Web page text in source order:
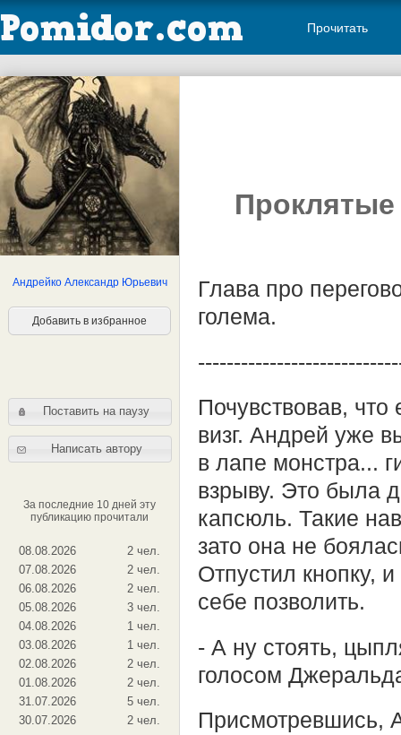
Прочитать
Андрейко Александр Юрьевич
Добавить в избранное
Поставить на паузу
Написать автору
За последние 10 дней эту
публикацию прочитали
08.08.2026
2 чел.
07.08.2026
2 чел.
06.08.2026
2 чел.
05.08.2026
3 чел.
04.08.2026
1 чел.
03.08.2026
1 чел.
02.08.2026
2 чел.
01.08.2026
2 чел.
31.07.2026
5 чел.
30.07.2026
2 чел.
Глава про
голема.
Почувствовав,
визг. Андрей уже
в лапе монстра...
взрыву. Это была
капсюль. Такие
зато она не
Отпустил кнопку,
себе позволить.
- А ну стоять,
голосом
Присмотревшись,